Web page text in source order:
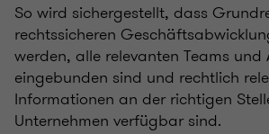
So wird sichergestellt, dass
rechtssicheren
werden, alle relevanten Teams und
eingebunden sind und rechtlich
Informationen an der richtigen
Unternehmen verfügbar sind.